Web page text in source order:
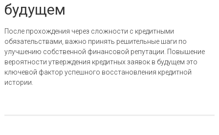
будущем
После прохождения через сложности с кредитными
обязательствами, важно принять решительные шаги по
улучшению собственной финансовой репутации. Повышение
вероятности утверждения кредитных заявок в будущем это
ключевой фактор успешного восстановления кредитной
истории.